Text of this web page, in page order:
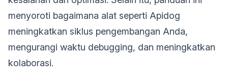
menyoroti bagaimana alat seperti Apidog
meningkatkan siklus pengembangan Anda,
mengurangi waktu debugging, dan meningkatkan
kolaborasi.